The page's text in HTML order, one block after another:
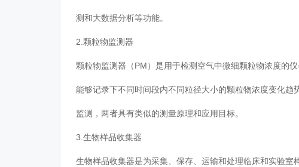
测和大数据分析等功能。
2.颗粒物监测器
颗粒物监测器（PM）是用于检测空气中微细颗粒物浓度的
能够记录下不同时间段内不同粒径大小的颗粒物浓度变化
监测，两者具有类似的测量原理和应用目标。
3.生物样品收集器
生物样品收集器是为采集、保存、运输和处理临床和实验